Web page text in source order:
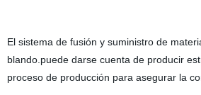
El sistema de fusión y suministro de
blando.puede darse cuenta de producir
proceso de producción para asegurar la